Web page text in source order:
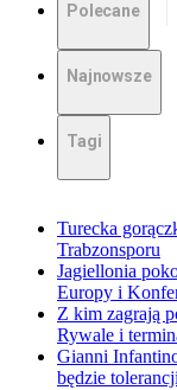
Polecane
Najnowsze
Tagi
Turecka
Trabzonsporu
Jagiellonia
Europy i
Z kim zagrają
Rywale i
Gianni
będzie